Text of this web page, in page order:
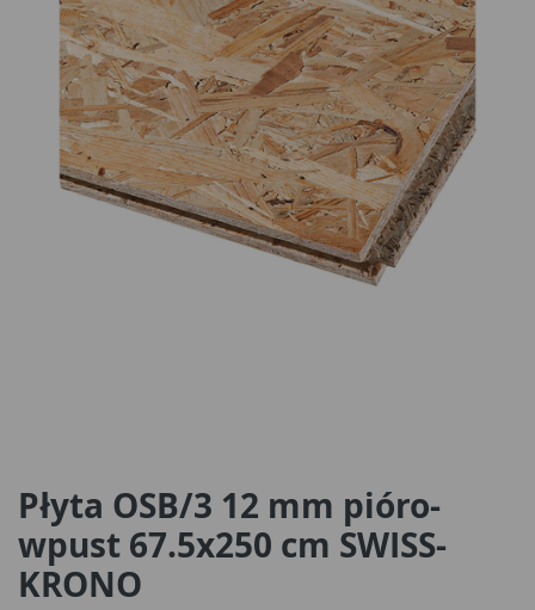
Płyta OSB/3 12 mm pióro-
wpust 67.5x250 cm SWISS-
KRONO